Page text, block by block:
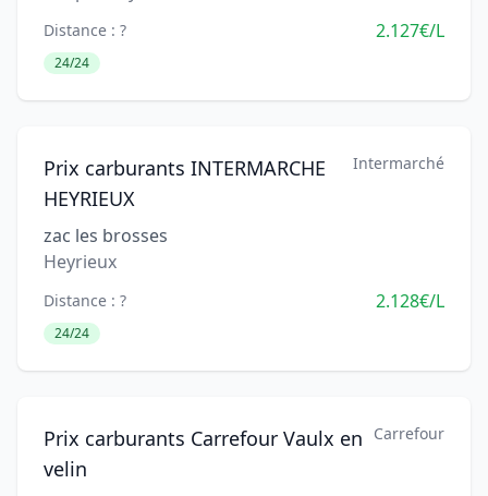
Distance : ? 2.127€/L
24/24
Prix carburants INTERMARCHE
HEYRIEUX
Intermarché
zac les brosses
Heyrieux
Distance : ? 2.128€/L
24/24
Prix carburants Carrefour Vaulx en
velin
Carrefour